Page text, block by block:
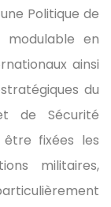
Politique de
modulable en
ainsi
du
de Sécurité
fixées les
militaires,